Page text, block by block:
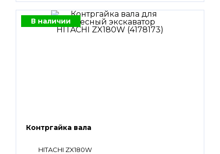
В наличии
Контргайка вала
HITACHI ZX180W